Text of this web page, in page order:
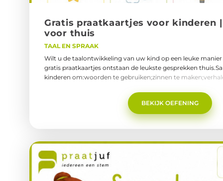
Gra­tis praat­kaart­jes voor kin­de­ren
voor thuis
TAAL EN SPRAAK
Wilt u de taalontwikkeling van uw kind op een leuke
gratis praatkaartjes ontstaan de leukste gesprekken
kinderen om:woorden te gebruiken;zinnen te
eten;onderweg;voor het slapengaan;of gewoon
thuis zo belangrijk?Kleine dagelijkse gesprekjes hebben
taalontwikkeling van kinderen. Door samen te praten leert
luisteren;reageren;vertellen;nadenken over taal.Wat leert
reagerenLeeftijd: 3–8 jaar👉 Download gratis de
(PDF)Praatjuf Praatoefening Praatkaartjes voor thuis.pdf
BEKIJK OEFENING